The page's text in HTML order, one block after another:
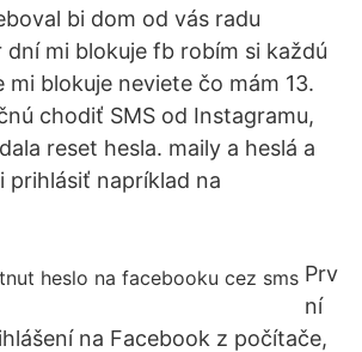
bi dom od vás radu
dní mi blokuje fb robím si každú
mi blokuje neviete čo mám 13.
chodiť SMS od Instagramu,
reset hesla. maily a heslá a
prihlásiť napríklad na
Prv
ní
na Facebook z počítače,